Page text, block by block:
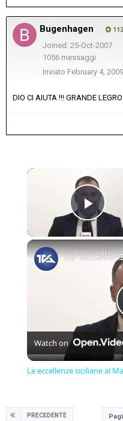
Bugenhagen 112
Joined: 25-Oct-2007
1056 messaggi
Inviato February 4, 2009
DIO CI AIUTA !!! GRANDE LEGRO
Watch on
Le eccellenze siciliane al
PRECEDENTE